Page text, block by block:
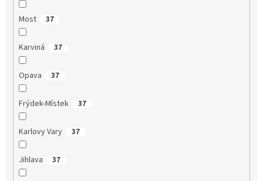
Most 37
Karviná 37
Opava 37
Frýdek-Místek 37
Karlovy Vary 37
Jihlava 37